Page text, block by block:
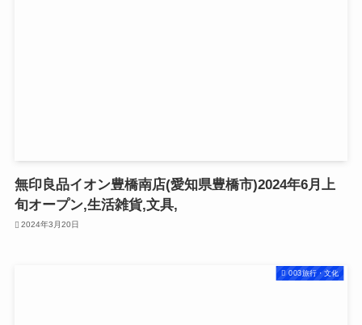
無印良品イオン豊橋南店(愛知県豊橋市)2024年6月上
旬オープン,生活雑貨,文具,
2024年3月20日
003旅行・文化